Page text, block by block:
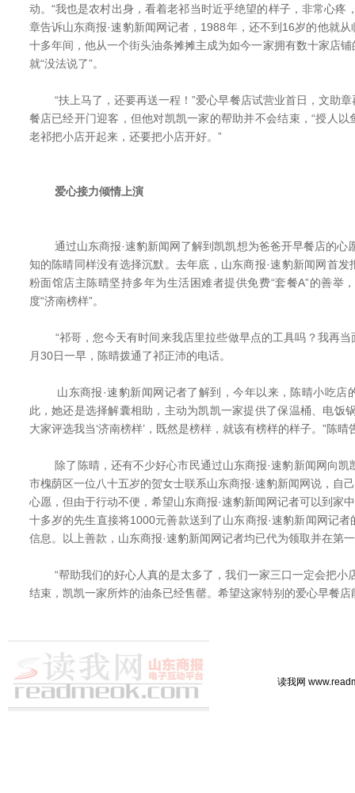
动。“我也是农村出身，看着老祁当时近乎绝望的样子，非常心疼
章告诉山东商报·速豹新闻网记者，1988年，还不到16岁的他就
十多年间，他从一个街头油条摊摊主成为如今一家拥有数十家店
就“没法说了”。
“扶上马了，还要再送一程！”爱心早餐店试营业首日，文助章
餐店已经开门迎客，但他对凯凯一家的帮助并不会结束，“授人
老祁把小店开起来，还要把小店开好。”
爱心接力倾情上演
通过山东商报·速豹新闻网了解到凯凯想为爸爸开早餐店的心
知的陈晴同样没有选择沉默。去年底，山东商报·速豹新闻网首
粉面馆店主陈晴坚持多年为生活困难者提供免费“套餐A”的善举
度“济南榜样”。
“祁哥，您今天有时间来我店里拉些做早点的工具吗？我再当
月30日一早，陈晴拨通了祁正沛的电话。
山东商报·速豹新闻网记者了解到，今年以来，陈晴小吃店
此，她还是选择解囊相助，主动为凯凯一家提供了保温桶、电饭
大家评选我当‘济南榜样’，既然是榜样，就该有榜样的样子。”陈
除了陈晴，还有不少好心市民通过山东商报·速豹新闻网向凯
市槐荫区一位八十五岁的贺女士联系山东商报·速豹新闻网说，自
心愿，但由于行动不便，希望山东商报·速豹新闻网记者可以到家
十多岁的先生直接将1000元善款送到了山东商报·速豹新闻网记
信息。以上善款，山东商报·速豹新闻网记者均已代为领取并在第
“帮助我们的好心人真的是太多了，我们一家三口一定会把小
结束，凯凯一家所炸的油条已经售罄。希望这家特别的爱心早餐店
读我网